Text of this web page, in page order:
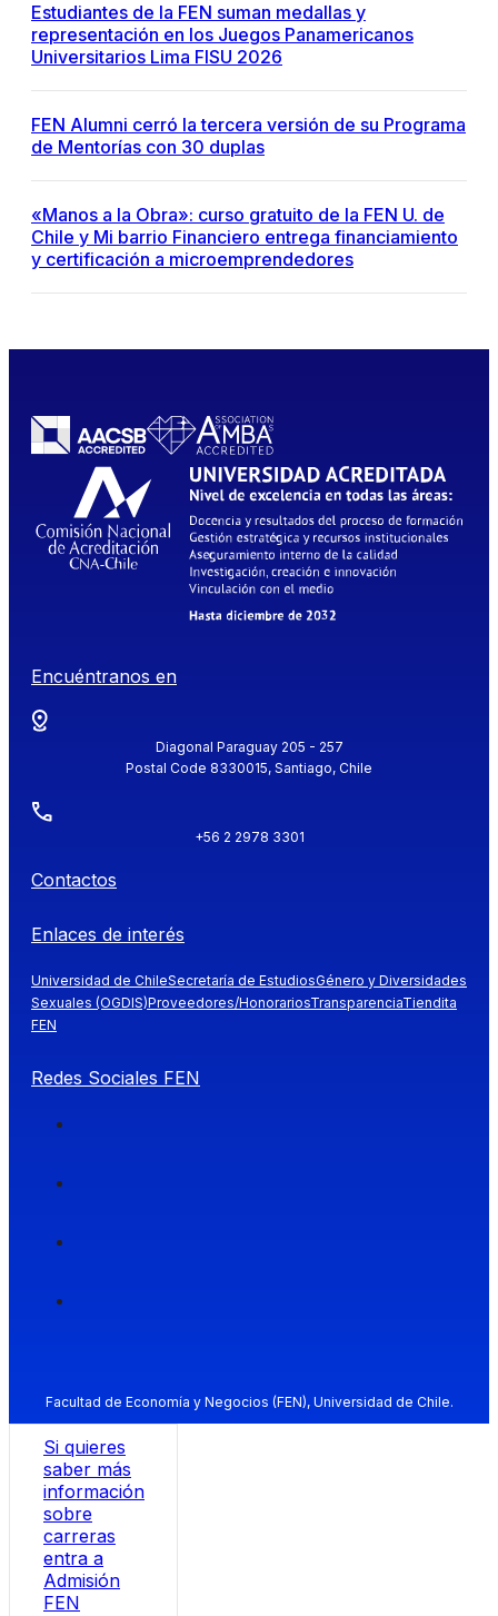
Estudiantes de la FEN suman medallas y
representación en los Juegos Panamericanos
Universitarios Lima FISU 2026
FEN Alumni cerró la tercera versión de su Programa
de Mentorías con 30 duplas
«Manos a la Obra»: curso gratuito de la FEN U. de
Chile y Mi barrio Financiero entrega financiamiento
y certificación a microemprendedores
Encuéntranos en
Diagonal Paraguay 205 - 257
Postal Code 8330015, Santiago, Chile
+56 2 2978 3301
Contactos
Enlaces de interés
Universidad de ChileSecretaría de EstudiosGénero y Diversidades
Sexuales (OGDIS)Proveedores/HonorariosTransparenciaTiendita
FEN
Redes Sociales FEN
Facultad de Economía y Negocios (FEN), Universidad de Chile.
Si quieres
saber más
información
sobre
carreras
entra a
Admisión
FEN